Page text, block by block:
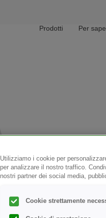
Main menu
Prodotti Per
Utilizziamo i cookie per
per analizzare il nostro traffico.
nostri partner dei social media,
Cookie strettamente